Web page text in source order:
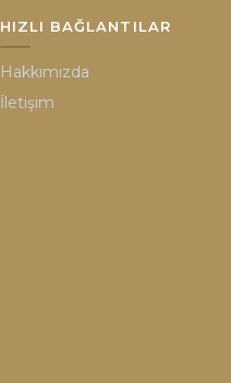
HIZLI BAĞLANTILAR
Hakkımızda
İletişim